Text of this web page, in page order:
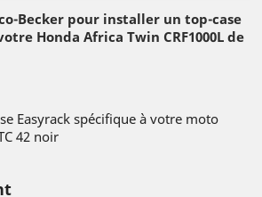
Becker pour installer un top-case
Honda Africa Twin CRF1000L de
Easyrack spécifique à votre moto
42 noir